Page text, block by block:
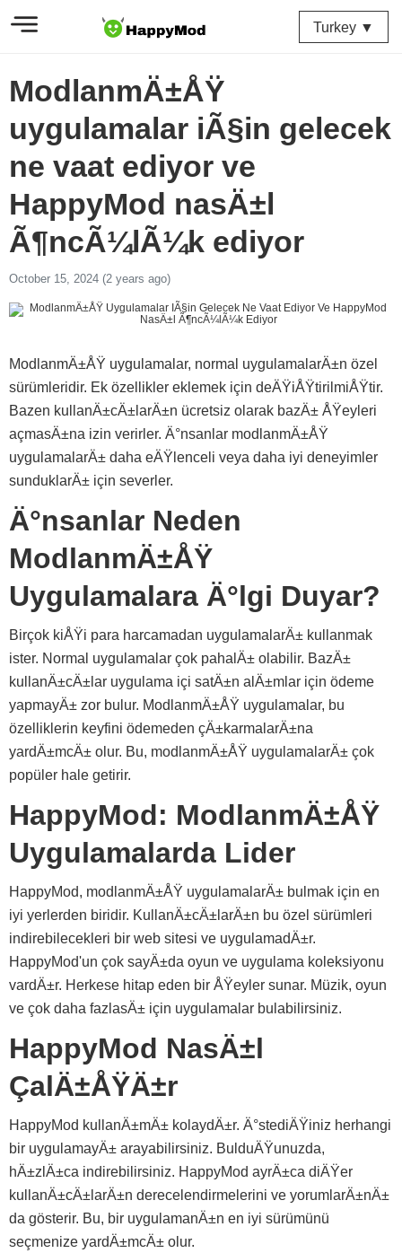
Turkey ▼
ModlanmÄ±ÅŸ
uygulamalar iÃ§in gelecek
ne vaat ediyor ve
HappyMod nasÄ±l
Ã¶ncÃ¼lÃ¼k ediyor
October 15, 2024 (2 years ago)
ModlanmÄ±ÅŸ uygulamalar, normal uygulamalarÄ±n özel
sürümleridir. Ek özellikler eklemek için deÄŸiÅŸtirilmiÅŸtir.
Bazen kullanÄ±cÄ±larÄ±n ücretsiz olarak bazÄ± ÅŸeyleri
açmasÄ±na izin verirler. Ä°nsanlar modlanmÄ±ÅŸ
uygulamalarÄ± daha eÄŸlenceli veya daha iyi deneyimler
sunduklarÄ± için severler.
Ä°nsanlar Neden
ModlanmÄ±ÅŸ
Uygulamalara Ä°lgi Duyar?
Birçok kiÅŸi para harcamadan uygulamalarÄ± kullanmak
ister. Normal uygulamalar çok pahalÄ± olabilir. BazÄ±
kullanÄ±cÄ±lar uygulama içi satÄ±n alÄ±mlar için ödeme
yapmayÄ± zor bulur. ModlanmÄ±ÅŸ uygulamalar, bu
özelliklerin keyfini ödemeden çÄ±karmalarÄ±na
yardÄ±mcÄ± olur. Bu, modlanmÄ±ÅŸ uygulamalarÄ± çok
popüler hale getirir.
HappyMod: ModlanmÄ±ÅŸ
Uygulamalarda Lider
HappyMod, modlanmÄ±ÅŸ uygulamalarÄ± bulmak için en
iyi yerlerden biridir. KullanÄ±cÄ±larÄ±n bu özel sürümleri
indirebilecekleri bir web sitesi ve uygulamadÄ±r.
HappyMod'un çok sayÄ±da oyun ve uygulama koleksiyonu
vardÄ±r. Herkese hitap eden bir ÅŸeyler sunar. Müzik, oyun
ve çok daha fazlasÄ± için uygulamalar bulabilirsiniz.
HappyMod NasÄ±l
ÇalÄ±ÅŸÄ±r
HappyMod kullanÄ±mÄ± kolaydÄ±r. Ä°stediÄŸiniz herhangi
bir uygulamayÄ± arayabilirsiniz. BulduÄŸunuzda,
hÄ±zlÄ±ca indirebilirsiniz. HappyMod ayrÄ±ca diÄŸer
kullanÄ±cÄ±larÄ±n derecelendirmelerini ve yorumlarÄ±nÄ±
da gösterir. Bu, bir uygulamanÄ±n en iyi sürümünü
seçmenize yardÄ±mcÄ± olur.